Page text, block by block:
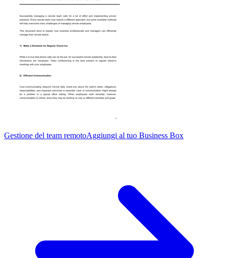
Gestione del team remotoAggiungi al tuo Business Box